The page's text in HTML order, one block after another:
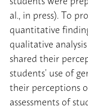
al., in press). To
quantitative
qualitative
shared their
students’ use of
their perceptions
assessments of